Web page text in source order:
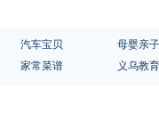
汽车宝贝 母婴亲子
家常菜谱 义乌教育